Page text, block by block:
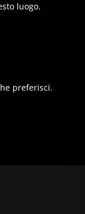
luogo.
preferisci.